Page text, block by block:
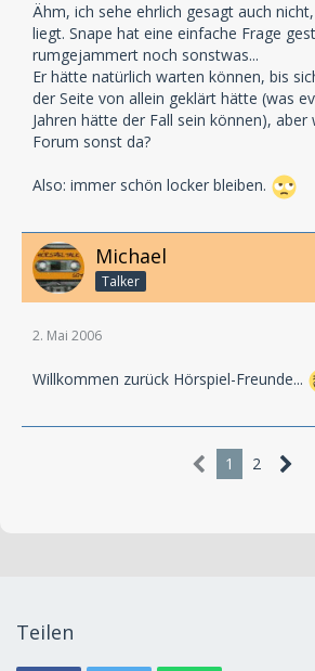
Ähm, ich sehe ehrlich gesagt auch
liegt. Snape hat eine einfache Frage
rumgejammert noch sonstwas...
Er hätte natürlich warten können, bis
der Seite von allein geklärt hätte (was
Jahren hätte der Fall sein können),
Forum sonst da?
Also: immer schön locker bleiben.
Michael
Talker
2. Mai 2006
Willkommen zurück Hörspiel-Freunde...
1 2
Teilen